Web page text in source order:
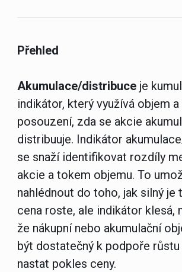
Přehled
Akumulace/distribuceje
indikátor, který využívá objem a
posouzení, zda se akcie
distribuuje. Indikátor
se snaží identifikovat rozdíly
akcie a tokem objemu. To
nahlédnout do toho, jak silný je
cena roste, ale indikátor klesá,
že nákupní nebo akumulační
být dostatečný k podpoře růstu
nastat pokles ceny.